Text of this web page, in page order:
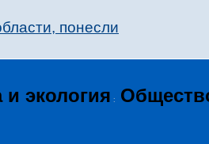
понесли
экология :